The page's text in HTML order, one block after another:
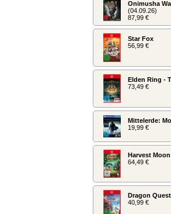
Onimusha
(04.09.26)
87,99 €
Star Fox
56,99 €
Elden Ring -
73,49 €
Mittelerde:
19,99 €
Harvest
64,49 €
Dragon
40,99 €